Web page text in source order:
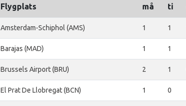
Flygplats må ti
Amsterdam-Schiphol (AMS) 1 1
Barajas (MAD) 1 1
Brussels Airport (BRU) 2 1
El Prat De Llobregat (BCN) 1 0